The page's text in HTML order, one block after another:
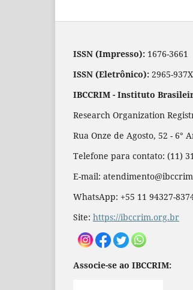
ISSN (Impresso): 1676-3661
ISSN (Eletrônico): 2965-937X
IBCCRIM - Instituto
Research Organization
Rua Onze de Agosto, 52 - 6°
Telefone para contato: (11)
E-mail:
WhatsApp: +55 11 94327-
Site: https://ibccrim.org.br
Associe-se ao IBCCRIM: